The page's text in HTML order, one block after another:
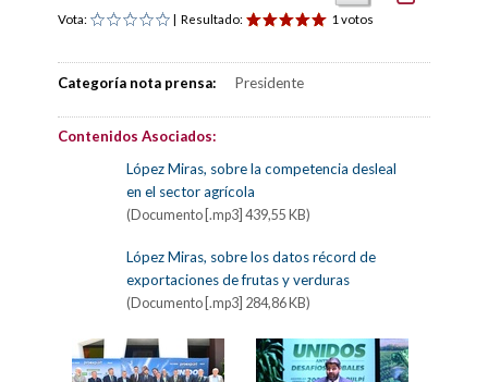
Vota: | Resultado: 1 votos
Categoría nota prensa: Presidente
Contenidos Asociados:
López Miras, sobre la competencia desleal
en el sector agrícola
(Documento [.mp3] 439,55 KB)
López Miras, sobre los datos récord de
exportaciones de frutas y verduras
(Documento [.mp3] 284,86 KB)